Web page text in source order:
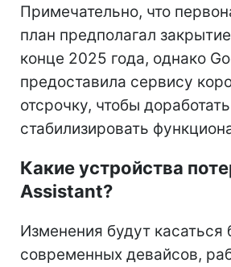
Примечательно, что
план предполагал
конце 2025 года, однако
предоставила сервису
отсрочку, чтобы
стабилизировать
Какие устройства
Assistant?
Изменения будут касаться
современных девайсов,